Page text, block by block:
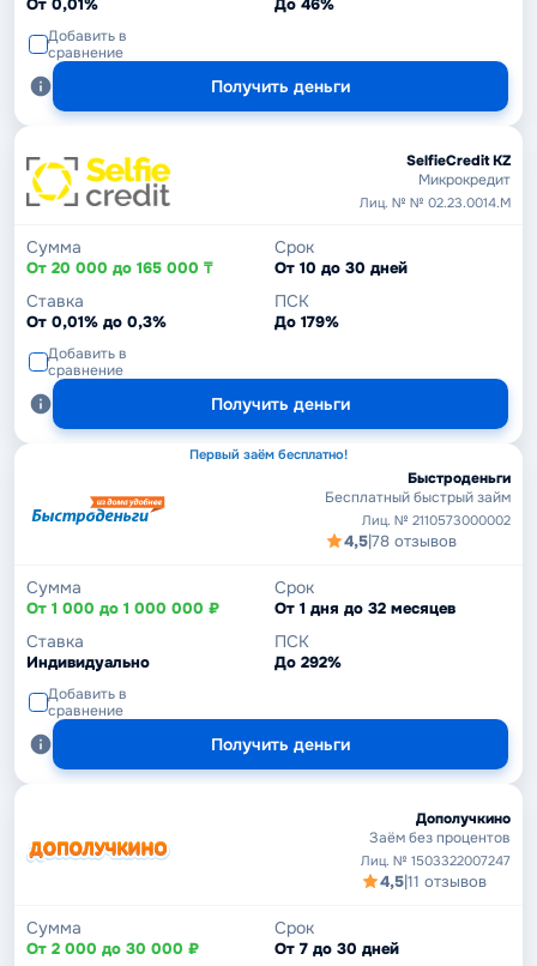
Добавить в
сравнение
Получить деньги
SelfieCredit KZ
Микрокредит
Лиц. № № 02.23.0014.М
Сумма
От 20 000 до 165 000 ₸
Срок
От 10 до 30 дней
Ставка
От 0,01% до 0,3%
ПСК
До 179%
Добавить в
сравнение
Получить деньги
Первый заём бесплатно!
Быстроденьги
Бесплатный быстрый займ
Лиц. № 2110573000002
4,5|78 отзывов
Сумма
От 1 000 до 1 000 000 ₽
Срок
От 1 дня до 32 месяцев
Ставка
Индивидуально
ПСК
До 292%
Добавить в
сравнение
Получить деньги
Дополучкино
Заём без процентов
Лиц. № 1503322007247
4,5|11 отзывов
Сумма
От 2 000 до 30 000 ₽
Срок
От 7 до 30 дней